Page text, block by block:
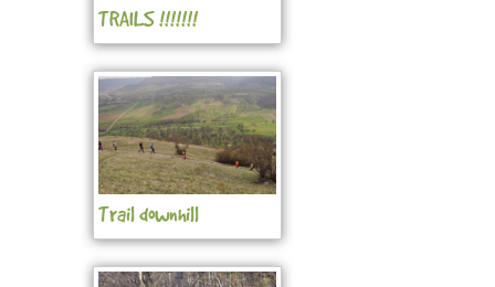
TRAILS !!!!!!!
Trail downhill